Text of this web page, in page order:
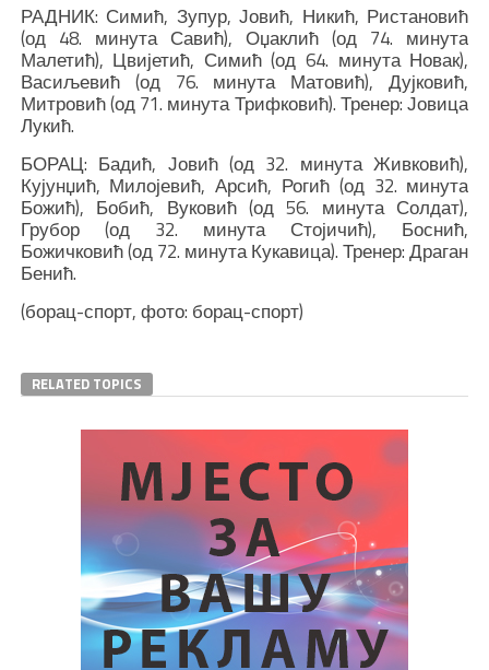
РАДНИК: Симић, Зупур, Јовић, Никић, Ристановић
(од 48. минута Савић), Оџаклић (од 74. минута
Малетић), Цвијетић, Симић (од 64. минута Новак),
Васиљевић (од 76. минута Матовић), Дујковић,
Митровић (од 71. минута Трифковић). Тренер: Јовица
Лукић.
БОРАЦ: Бадић, Јовић (од 32. минута Живковић),
Кујунџић, Милојевић, Арсић, Рогић (од 32. минута
Божић), Бобић, Вуковић (од 56. минута Солдат),
Грубор (од 32. минута Стојичић), Боснић,
Божичковић (од 72. минута Кукавица). Тренер: Драган
Бенић.
(борац-спорт, фото: борац-спорт)
RELATED TOPICS